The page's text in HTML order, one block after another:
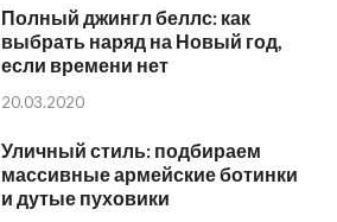
Полный джингл беллс: как
выбрать наряд на Новый год,
если времени нет
20.03.2020
Уличный стиль: подбираем
массивные армейские ботинки
и дутые пуховики